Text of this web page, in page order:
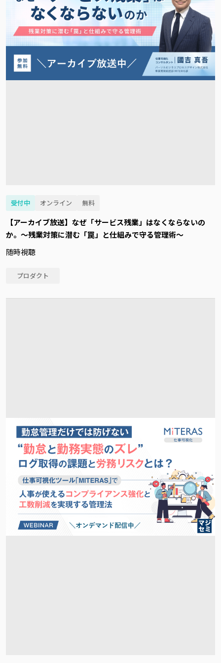
受付中 オンライン 無料
【アーカイブ放送】なぜ「サービス残業」はなくならないの
か。～残業対策に潜む「罠」と仕組みで守る管理術～
随時視聴
プロダクト